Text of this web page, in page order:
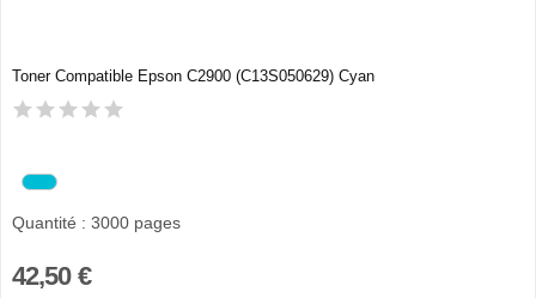
Toner Compatible Epson C2900 (C13S050629) Cyan
Quantité : 3000 pages
42,50 €